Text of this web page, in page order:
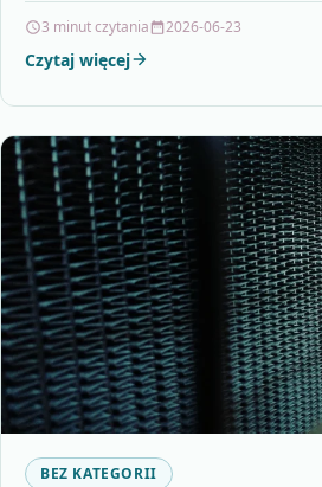
3 minut czytania 2026-06-23
Czytaj więcej
BEZ KATEGORII